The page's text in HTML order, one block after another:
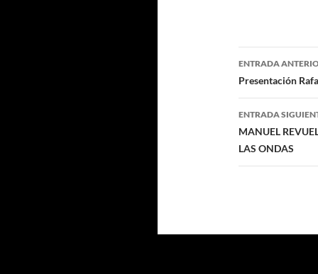
de
entradas
ENTRADA
Presentación
ENTRADA
MANUEL
LAS ONDAS